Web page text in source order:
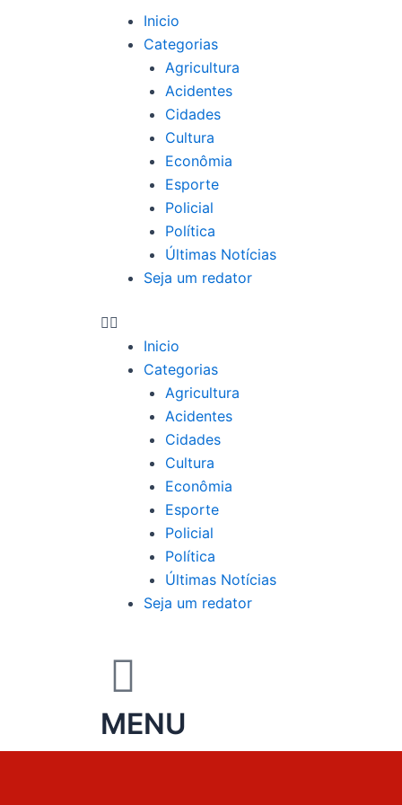
Inicio
Categorias
Agricultura
Acidentes
Cidades
Cultura
Econômia
Esporte
Policial
Política
Últimas Notícias
Seja um redator
Menu
Inicio
Categorias
Agricultura
Acidentes
Cidades
Cultura
Econômia
Esporte
Policial
Política
Últimas Notícias
Seja um redator
MENU